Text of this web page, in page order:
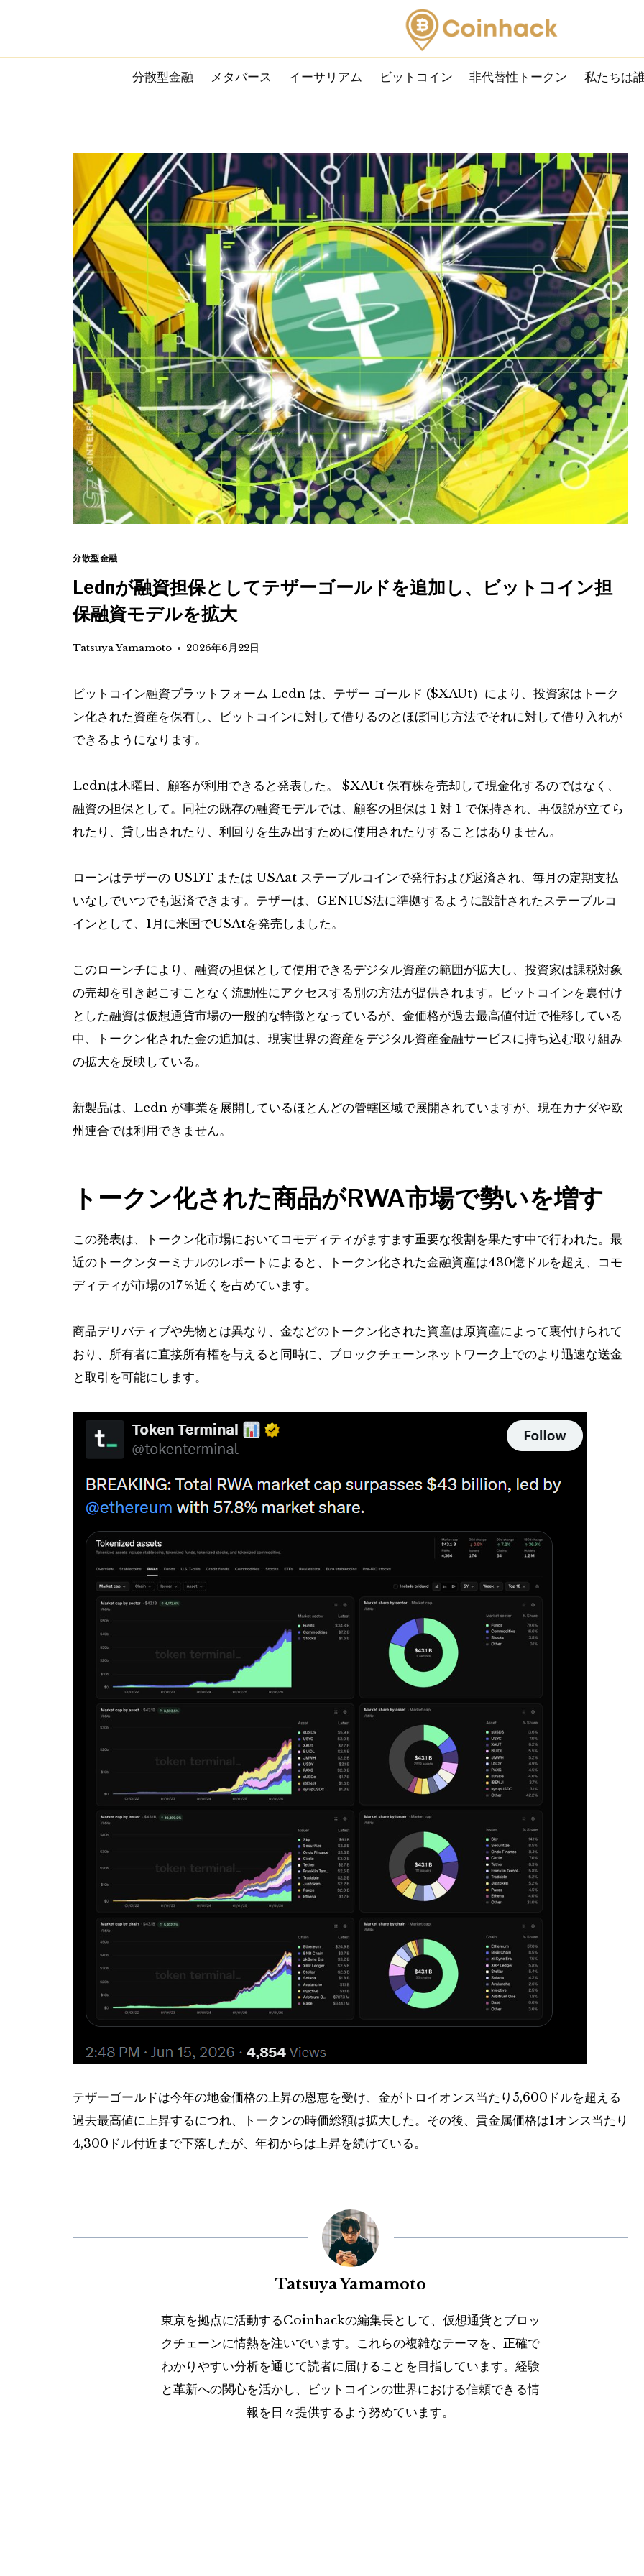
content
分散型金融 メタバース イーサリアム ビットコイン 非代替性トークン 私たちは
分散型金融
Lednが融資担保としてテザーゴールドを追加し、ビットコイン担
保融資モデルを拡大
Tatsuya Yamamoto 2026年6月22日
ビットコイン融資プラットフォーム Ledn は、テザー ゴールド ($XAUt）により、投資家はトーク
ン化された資産を保有し、ビットコインに対して借りるのとほぼ同じ方法でそれに対して借り入れが
できるようになります。
Lednは木曜日、顧客が利用できると発表した。 $XAUt 保有株を売却して現金化するのではなく、
融資の担保として。同社の既存の融資モデルでは、顧客の担保は 1 対 1 で保持され、再仮説が立てら
れたり、貸し出されたり、利回りを生み出すために使用されたりすることはありません。
ローンはテザーの USDT または USAat ステーブルコインで発行および返済され、毎月の定期支払
いなしでいつでも返済できます。テザーは、GENIUS法に準拠するように設計されたステーブルコ
インとして、1月に米国でUSAtを発売しました。
このローンチにより、融資の担保として使用できるデジタル資産の範囲が拡大し、投資家は課税対象
の売却を引き起こすことなく流動性にアクセスする別の方法が提供されます。ビットコインを裏付け
とした融資は仮想通貨市場の一般的な特徴となっているが、金価格が過去最高値付近で推移している
中、トークン化された金の追加は、現実世界の資産をデジタル資産金融サービスに持ち込む取り組み
の拡大を反映している。
新製品は、Ledn が事業を展開しているほとんどの管轄区域で展開されていますが、現在カナダや欧
州連合では利用できません。
トークン化された商品がRWA市場で勢いを増す
この発表は、トークン化市場においてコモディティがますます重要な役割を果たす中で行われた。最
近のトークンターミナルのレポートによると、トークン化された金融資産は430億ドルを超え、コモ
ディティが市場の17％近くを占めています。
商品デリバティブや先物とは異なり、金などのトークン化された資産は原資産によって裏付けられて
おり、所有者に直接所有権を与えると同時に、ブロックチェーンネットワーク上でのより迅速な送金
と取引を可能にします。
テザーゴールドは今年の地金価格の上昇の恩恵を受け、金がトロイオンス当たり5,600ドルを超える
過去最高値に上昇するにつれ、トークンの時価総額は拡大した。その後、貴金属価格は1オンス当たり
4,300ドル付近まで下落したが、年初からは上昇を続けている。
Tatsuya Yamamoto
東京を拠点に活動するCoinhackの編集長として、仮想通貨とブロッ
クチェーンに情熱を注いでいます。これらの複雑なテーマを、正確で
わかりやすい分析を通じて読者に届けることを目指しています。経験
と革新への関心を活かし、ビットコインの世界における信頼できる情
報を日々提供するよう努めています。